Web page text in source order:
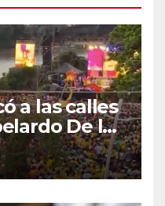
a las calles
De la